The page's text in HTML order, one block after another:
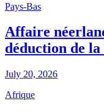
Pays-Bas
Affaire
déduction de
July 20, 2026
Afrique